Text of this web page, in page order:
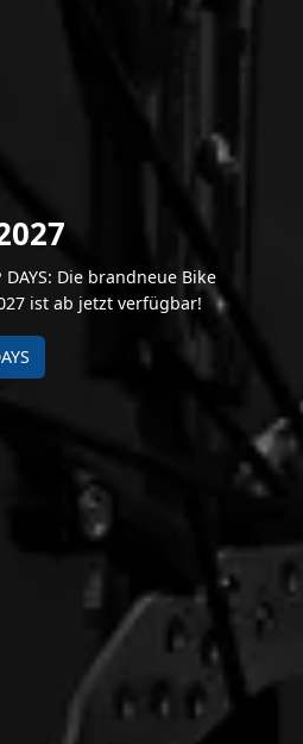
Die brandneue Bike
ist ab jetzt verfügbar!